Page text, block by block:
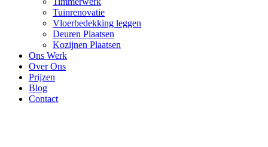
Tuinrenovatie
Vloerbedekking leggen
Deuren Plaatsen
Kozijnen Plaatsen
Ons Werk
Over Ons
Prijzen
Blog
Contact